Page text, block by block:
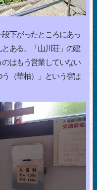
下がったところにあっ
ある。「山川荘」の建
はもう営業していない
（華柚）」という宿は